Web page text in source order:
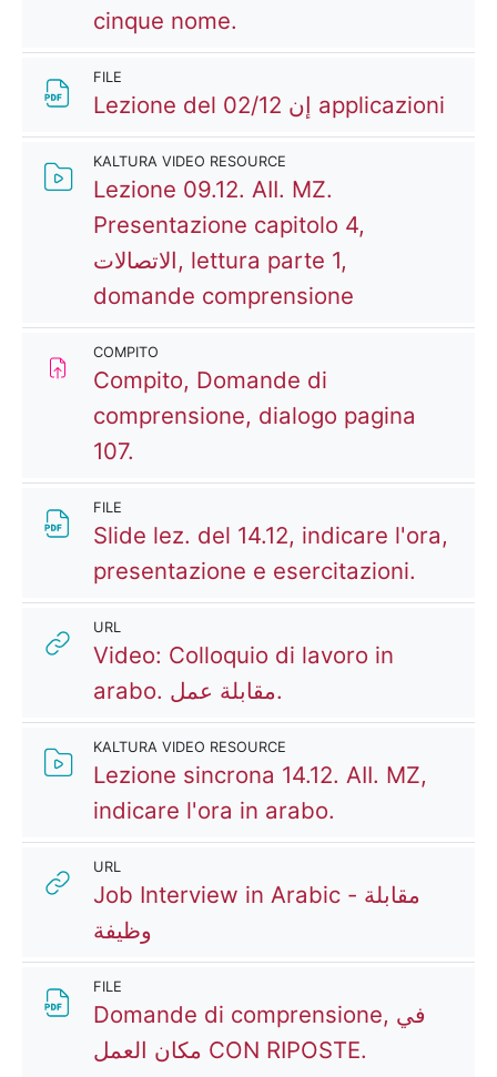
cinque nome.
FILE
Lezione del 02/12 إن applicazioni
KALTURA VIDEO RESOURCE
Lezione 09.12. AII. MZ.
Presentazione capitolo 4,
الاتصالات, lettura parte 1,
domande comprensione
COMPITO
Compito, Domande di
comprensione, dialogo pagina
107.
FILE
Slide lez. del 14.12, indicare l'ora,
presentazione e esercitazioni.
URL
Video: Colloquio di lavoro in
arabo. مقابلة عمل.
KALTURA VIDEO RESOURCE
Lezione sincrona 14.12. AII. MZ,
indicare l'ora in arabo.
URL
Job Interview in Arabic - مقابلة
وظيفة
FILE
Domande di comprensione, في
مكان العمل CON RIPOSTE.